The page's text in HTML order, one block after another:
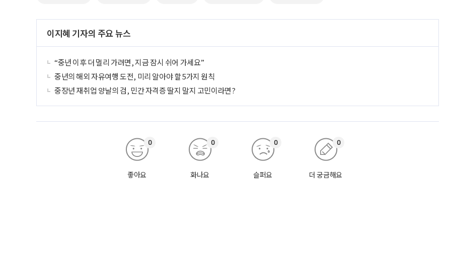
이지혜 기자의 주요 뉴스
“중년 이후 더 멀리 가려면, 지금 잠시 쉬어 가세요”
중년의 해외 자유여행 도전, 미리 알아야 할 5가지 원칙
중장년 재취업 양날의 검, 민간 자격증 딸지 말지 고민이라면?
좋아요
0
화나요
0
슬퍼요
0
더 궁금해요
0